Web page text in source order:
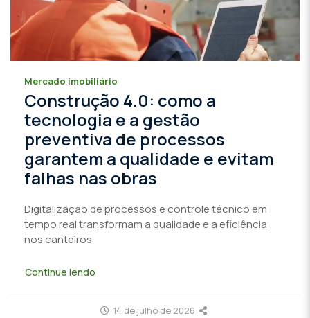
Mercado imobiliário
Construção 4.0: como a
tecnologia e a gestão
preventiva de processos
garantem a qualidade e evitam
falhas nas obras
Digitalização de processos e controle técnico em
tempo real transformam a qualidade e a eficiência
nos canteiros
Continue lendo
14 de julho de 2026